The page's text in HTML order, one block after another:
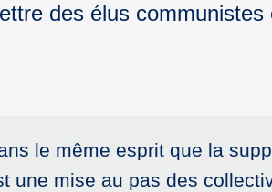
des élus
le même esprit que la
une mise au pas des